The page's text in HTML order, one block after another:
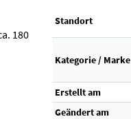
180
Standort
Kategorie / Marke
Erstellt am
Geändert am